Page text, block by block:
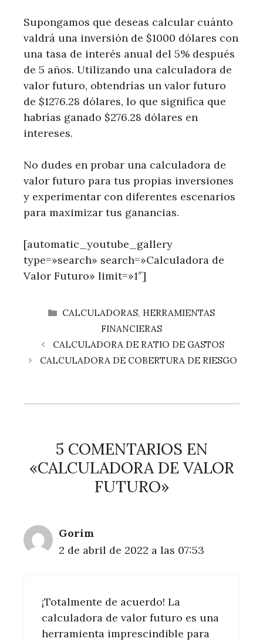
Supongamos que deseas calcular cuánto
valdrá una inversión de $1000 dólares con
una tasa de interés anual del 5% después
de 5 años. Utilizando una calculadora de
valor futuro, obtendrías un valor futuro
de $1276.28 dólares, lo que significa que
habrías ganado $276.28 dólares en
intereses.
No dudes en probar una calculadora de
valor futuro para tus propias inversiones
y experimentar con diferentes escenarios
para maximizar tus ganancias.
[automatic_youtube_gallery
type=»search» search=»Calculadora de
Valor Futuro» limit=»1″]
CATEGORÍAS
CALCULADORAS, HERRAMIENTAS
FINANCIERAS
CALCULADORA DE RATIO DE GASTOS
CALCULADORA DE COBERTURA DE RIESGO
5 COMENTARIOS EN
«CALCULADORA DE VALOR
FUTURO»
Gorim
2 de abril de 2022 a las 07:53
¡Totalmente de acuerdo! La
calculadora de valor futuro es una
herramienta imprescindible para